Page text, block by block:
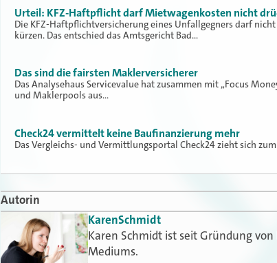
Urteil: KFZ-Haftpflicht darf Mietwagenkosten nicht
Die KFZ-Haftpflichtversicherung eines Unfallgegners darf
kürzen. Das entschied das Amtsgericht Bad…
Das sind die fairsten Maklerversicherer
Das Analysehaus Servicevalue hat zusammen mit „Focus
und Maklerpools aus…
Check24 vermittelt keine Baufinanzierung mehr
Das Vergleichs- und Vermittlungsportal Check24 zieht sich
Autorin
KarenSchmidt
Karen Schmidt ist seit Gründung
Mediums.